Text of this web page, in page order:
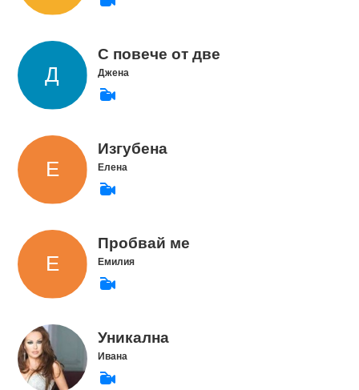
С повече от две
Джена
Изгубена
Елена
Пробвай ме
Емилия
Уникална
Ивана